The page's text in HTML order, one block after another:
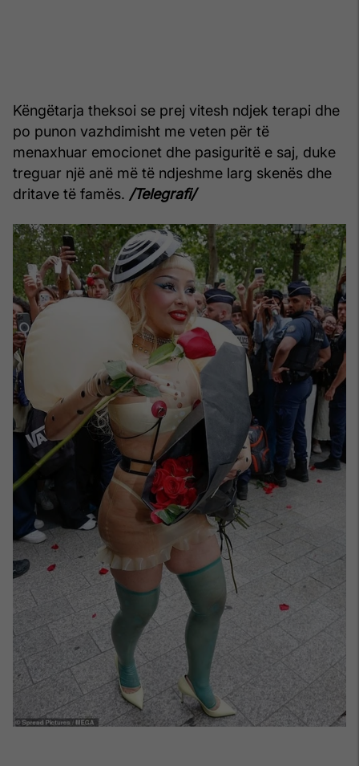
Këngëtarja theksoi se prej vitesh ndjek terapi dhe
po punon vazhdimisht me veten për të
menaxhuar emocionet dhe pasiguritë e saj, duke
treguar një anë më të ndjeshme larg skenës dhe
dritave të famës. /Telegrafi/